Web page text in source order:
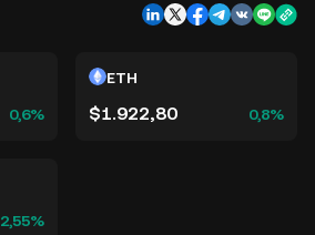
0,6%
ETH
$1.922,80 0,8%
2,55%